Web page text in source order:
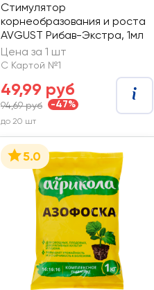
Стимулятор
корнеобразования и роста
AVGUST Рибав-Экстра, 1мл
Цена за 1 шт
С Картой №1
49,99 руб
94,69 руб -47%
до 20 шт
5.0